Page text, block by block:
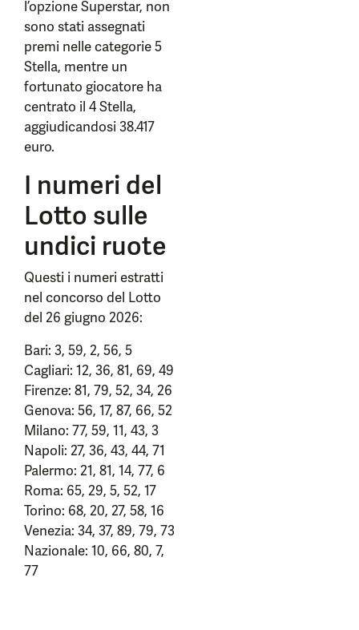
l’opzione Superstar, non
sono stati assegnati
premi nelle categorie 5
Stella, mentre un
fortunato giocatore ha
centrato il 4 Stella,
aggiudicandosi 38.417
euro.
I numeri del
Lotto sulle
undici ruote
Questi i numeri estratti
nel concorso del Lotto
del 26 giugno 2026:
Bari: 3, 59, 2, 56, 5
Cagliari: 12, 36, 81, 69, 49
Firenze: 81, 79, 52, 34, 26
Genova: 56, 17, 87, 66, 52
Milano: 77, 59, 11, 43, 3
Napoli: 27, 36, 43, 44, 71
Palermo: 21, 81, 14, 77, 6
Roma: 65, 29, 5, 52, 17
Torino: 68, 20, 27, 58, 16
Venezia: 34, 37, 89, 79, 73
Nazionale: 10, 66, 80, 7,
77